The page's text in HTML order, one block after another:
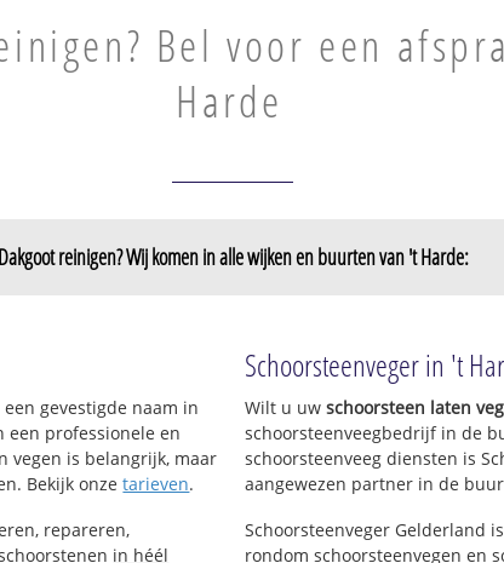
Bel voor een
Harde
Dakgoot reinigen? Wij komen in alle wijken en buurten van 't Harde:
gevestigde naam in
een professionele en
vegen is belangrijk, maar
Bekijk onzetarieven.
repareren,
in héél
Schoorsteenveger in 't
Wilt u uw schoorsteen laten
schoorsteenveegbedrijf in de
schoorsteenveeg diensten is
aangewezen partner in de
Schoorsteenveger Gelderland
rondom schoorsteenvegen en